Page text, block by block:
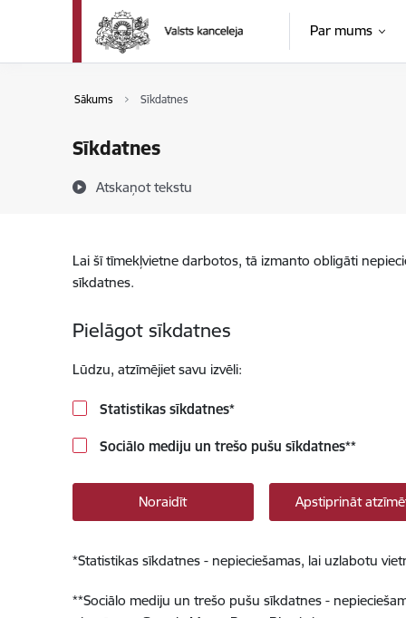
Pāriet uz lapas saturu
Par mums
Sākums Sīkdatnes
Sīkdatnes
Atskaņot tekstu
Lai šī tīmekļvietne darbotos, tā izmanto obligāti
sīkdatnes.
Pielāgot sīkdatnes
Lūdzu, atzīmējiet savu izvēli:
Statistikas sīkdatnes*
Sociālo mediju un trešo pušu sīkdatnes**
Noraidīt Apstiprināt
*Statistikas sīkdatnes - nepieciešamas, lai uzlabotu
**Sociālo mediju un trešo pušu sīkdatnes -